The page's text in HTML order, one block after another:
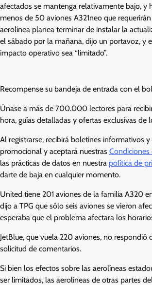
afectados se mantenga relativamente bajo, y
menos de 50 aviones A321neo que
aerolínea planea terminar de instalar la
el sábado por la mañana, dijo un portavoz, y
impacto operativo sea “limitado”.
Recompense su bandeja de entrada con el
Únase a más de 700.000 lectores para
hora, guías detalladas y ofertas exclusivas de
Al registrarse, recibirá boletines informativos
promocional y aceptará nuestras Condiciones
las prácticas de datos en nuestra política de
darte de baja en cualquier momento.
United tiene 201 aviones de la familia A320
dijo a TPG que sólo seis aviones se vieron
esperaba que el problema afectara los
JetBlue, que vuela 220 aviones, no respondió
solicitud de comentarios.
Si bien los efectos sobre las aerolíneas
ser limitados, las aerolíneas de otras partes